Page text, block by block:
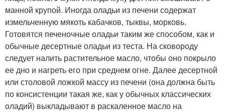
манной крупой. Иногда оладьи из печени содержат
измельченную мякоть кабачков, тыквы, морковь.
Готовятся печеночные оладьи таким же способом, как и
обычные десертные оладьи из теста. На сковороду
следует налить растительное масло, чтобы оно покрыло
ее дно и нагреть его при среднем огне. Далее десертной
или столовой ложкой массу из печени (она должна быть
по консистенции такая же, как у обычных классических
оладий) выкладывают в раскаленное масло на